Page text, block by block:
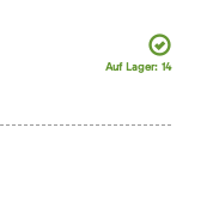
Auf Lager: 14